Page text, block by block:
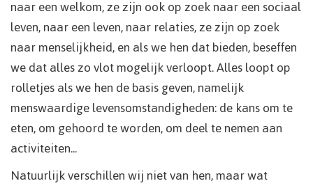
naar een welkom, ze zijn ook op zoek naar een sociaal
leven, naar een leven, naar relaties, ze zijn op zoek
naar menselijkheid, en als we hen dat bieden, beseffen
we dat alles zo vlot mogelijk verloopt. Alles loopt op
rolletjes als we hen de basis geven, namelijk
menswaardige levensomstandigheden: de kans om te
eten, om gehoord te worden, om deel te nemen aan
activiteiten...
Natuurlijk verschillen wij niet van hen, maar wat